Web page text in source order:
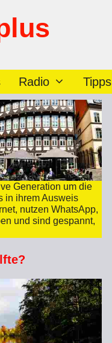
Radio Tipps
Generation um die
in ihrem Ausweis
nutzen WhatsApp,
und sind gespannt,